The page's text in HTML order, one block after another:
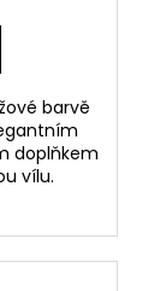
barvě
doplňkem
vílu.